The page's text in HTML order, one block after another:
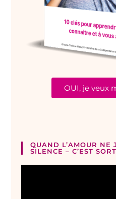
OUI, je veux
QUAND L’AMOUR NE
SILENCE – C’EST